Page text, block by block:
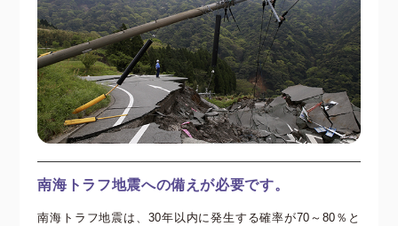
南海トラフ地震への備えが必要です。
南海トラフ地震は、30年以内に発生する確率が70～80％と